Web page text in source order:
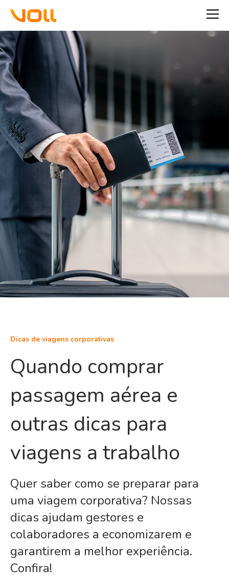
Dicas de viagens corporativas
Quando comprar
passagem aérea e
outras dicas para
viagens a trabalho
Quer saber como se preparar para
uma viagem corporativa? Nossas
dicas ajudam gestores e
colaboradores a economizarem e
garantirem a melhor experiência.
Confira!